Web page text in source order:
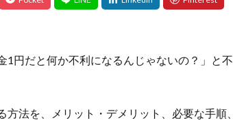
1円だと何か不利になるんじゃないの？」と不
法を、メリット・デメリット、必要な手順、